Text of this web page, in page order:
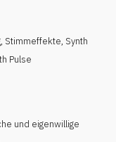
, Stimmeffekte, Synth
Pulse
und eigenwillige